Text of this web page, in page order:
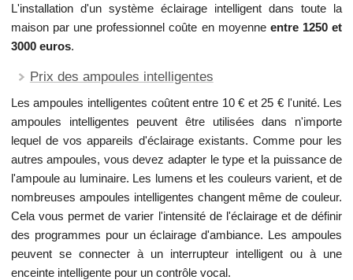
L'installation d'un système éclairage intelligent dans toute la
maison par une professionnel coûte en moyenne entre 1250 et
3000 euros.
Prix des ampoules intelligentes
Les ampoules intelligentes coûtent entre 10 € et 25 € l'unité. Les
ampoules intelligentes peuvent être utilisées dans n'importe
lequel de vos appareils d'éclairage existants. Comme pour les
autres ampoules, vous devez adapter le type et la puissance de
l'ampoule au luminaire. Les lumens et les couleurs varient, et de
nombreuses ampoules intelligentes changent même de couleur.
Cela vous permet de varier l'intensité de l'éclairage et de définir
des programmes pour un éclairage d'ambiance. Les ampoules
peuvent se connecter à un interrupteur intelligent ou à une
enceinte intelligente pour un contrôle vocal.